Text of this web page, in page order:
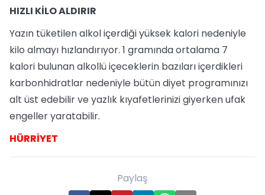
HIZLI KİLO ALDIRIR
Yazın tüketilen alkol içerdiği yüksek kalori nedeniyle
kilo almayı hızlandırıyor. 1 gramında ortalama 7
kalori bulunan alkollü içeceklerin bazıları içerdikleri
karbonhidratlar nedeniyle bütün diyet programınızı
alt üst edebilir ve yazlık kıyafetlerinizi giyerken ufak
engeller yaratabilir.
HÜRRİYET
Paylaş